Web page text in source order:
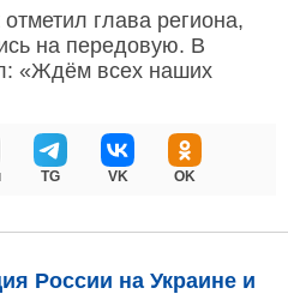
глава региона,
на передовую. В
«Ждём всех наших
TG VK OK
России на Украине и